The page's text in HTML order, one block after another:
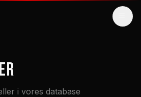
i vores database